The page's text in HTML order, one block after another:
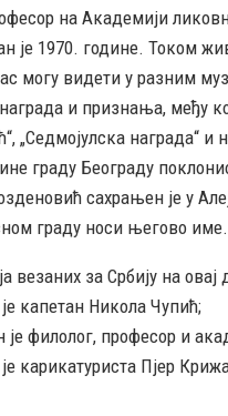
на Академији
је 1970. године. Током
могу видети у разним
и признања, међу
„Седмојулска награда“
граду Београду
сахрањен је у
граду носи његово име.
везаних за Србију на овај
капетан Никола Чупић;
је филолог, професор и
карикатуриста Пјер